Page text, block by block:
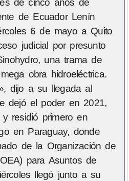
de cinco años de
de Ecuador Lenín
6 de mayo a Quito
judicial por presunto
una trama de
obra hidroeléctrica.
dijo a su llegada al
dejó el poder en 2021,
residió primero en
en Paraguay, donde
de la Organización de
para Asuntos de
llegó junto a su